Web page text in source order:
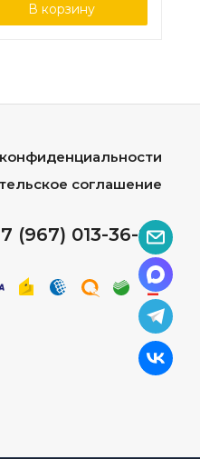
В корзину
соглашение
(967) 013-36-96